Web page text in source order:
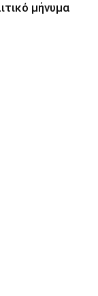
μήνυμα